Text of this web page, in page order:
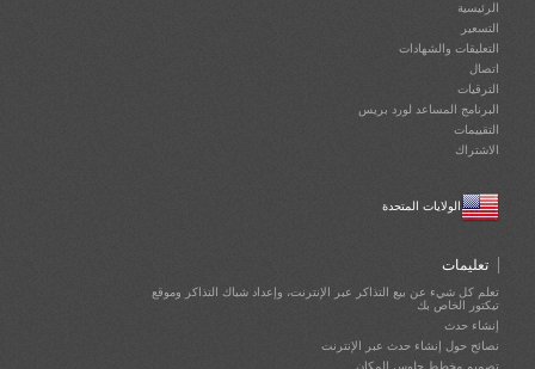
الرئيسية
التسعير
التعليقات والشهادات
اتصال
الترقيات
البرنامج المساعد لورد بريس
التقييمات
الاشتراك
الولايات المتحدة
تعليمات
تعلم كل شيء عن بيع التذاكر عبر الإنترنت، وإعداد شباك التذاكر وموقع
تيكتور الخاص بك
إنشاء حدث
نصائح حول إنشاء حدث عبر الإنترنت
تصميم مخطط جلوس المكان